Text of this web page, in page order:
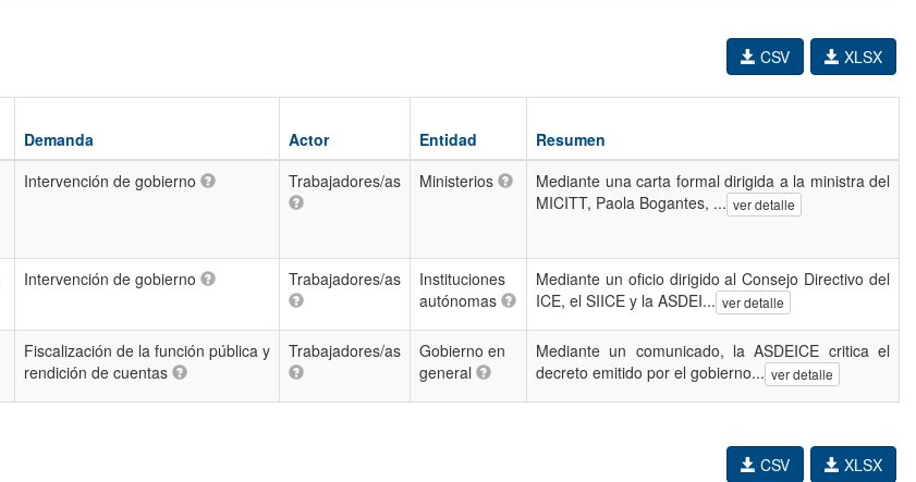
XLSX
CSV
Demanda Actor Entidad
Resumen
Intervención de gobierno Trabajadores/as Ministerios
Mediante una carta formal dirigida a la ministra del
MICITT, Paola Bogantes, ... ver detalle
Intervención de gobierno Trabajadores/as
Instituciones
autónomas
Mediante un oficio dirigido al Consejo Directivo del
ICE, el SIICE y la ASDEI... ver detalle
Fiscalización de la función pública y
rendición de cuentas
Trabajadores/as
Gobierno en
general
Mediante un comunicado, la ASDEICE critica el
decreto emitido por el gobierno... ver detalle
XLSX
CSV